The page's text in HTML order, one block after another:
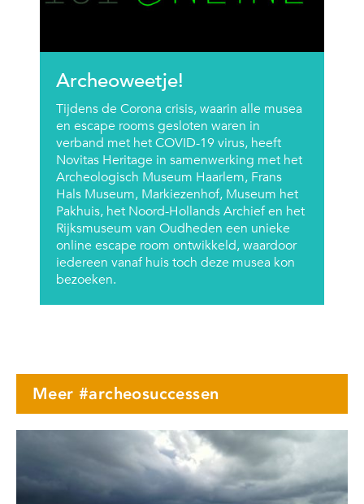
Archeoweetje!
Tijdens de Corona crisis, waarin alle musea
en escape rooms gesloten waren in
verband met het COVID-19 virus, heeft
Novitas Heritage in samenwerking met het
Archeologisch Museum Haarlem, Frans
Hals Museum, Markiezenhof, Museum het
Pakhuis, het Noord-Hollands Archief en het
Rijksmuseum van Oudheden een unieke
online escape room ontwikkeld, waardoor
iedereen vanaf huis toch deze musea kon
bezoeken.
Meer #archeosuccessen